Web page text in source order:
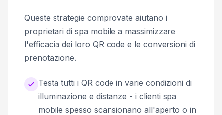
Queste strategie comprovate aiutano i
proprietari di spa mobile a massimizzare
l'efficacia dei loro QR code e le conversioni di
prenotazione.
Testa tutti i QR code in varie condizioni di
illuminazione e distanze - i clienti spa
mobile spesso scansionano all'aperto o in